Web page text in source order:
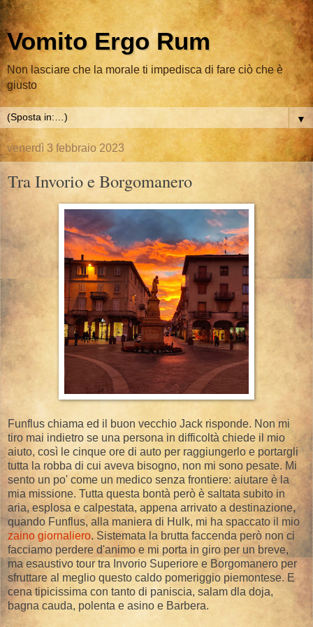
Vomito Ergo Rum
Non lasciare che la morale ti impedisca di fare ciò che è
giusto
▼
venerdì 3 febbraio 2023
Tra Invorio e Borgomanero
Funflus chiama ed il buon vecchio Jack risponde. Non mi
tiro mai indietro se una persona in difficoltà chiede il mio
aiuto, così le cinque ore di auto per raggiungerlo e portargli
tutta la robba di cui aveva bisogno, non mi sono pesate. Mi
sento un po' come un medico senza frontiere: aiutare è la
mia missione. Tutta questa bontà però è saltata subito in
aria, esplosa e calpestata, appena arrivato a destinazione,
quando Funflus, alla maniera di Hulk, mi ha spaccato il mio
zaino giornaliero. Sistemata la brutta faccenda però non ci
facciamo perdere d'animo e mi porta in giro per un breve,
ma esaustivo tour tra Invorio Superiore e Borgomanero per
sfruttare al meglio questo caldo pomeriggio piemontese. E
cena tipicissima con tanto di paniscia, salam dla doja,
bagna cauda, polenta e asino e Barbera.